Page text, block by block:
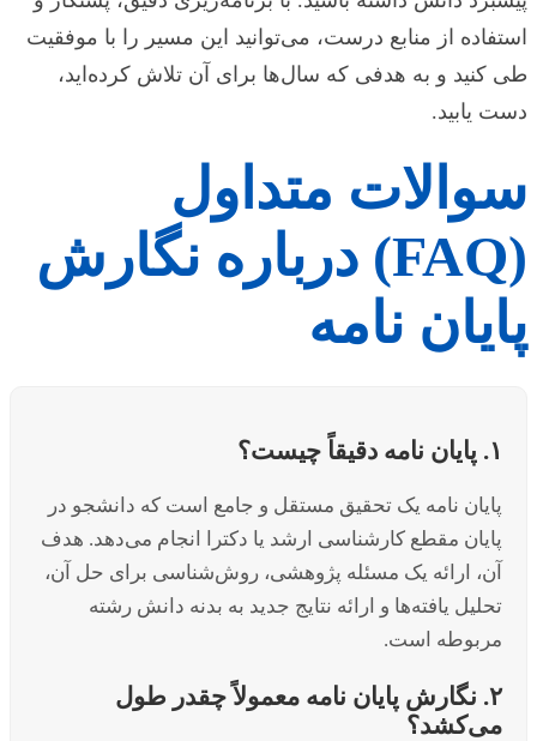
استفاده از منابع درست، می‌توانید این مسیر را با موفقیت
طی کنید و به هدفی که سال‌ها برای آن تلاش کرده‌اید،
دست یابید.
سوالات متداول
(FAQ) درباره نگارش
پایان نامه
۱. پایان نامه دقیقاً چیست؟
پایان نامه یک تحقیق مستقل و جامع است که دانشجو در
پایان مقطع کارشناسی ارشد یا دکترا انجام می‌دهد. هدف
آن، ارائه یک مسئله پژوهشی، روش‌شناسی برای حل آن،
تحلیل یافته‌ها و ارائه نتایج جدید به بدنه دانش رشته
مربوطه است.
۲. نگارش پایان نامه معمولاً چقدر طول
می‌کشد؟